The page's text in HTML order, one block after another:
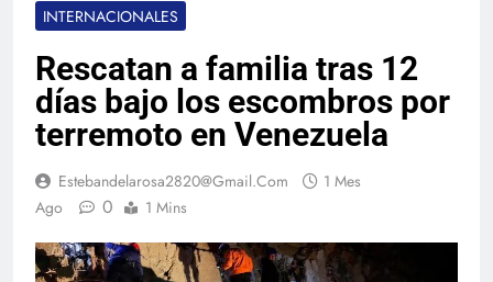
INTERNACIONALES
Rescatan a familia tras 12
días bajo los escombros por
terremoto en Venezuela
Estebandelarosa2820@gmail.com
1 Mes
Ago
0 1 Mins